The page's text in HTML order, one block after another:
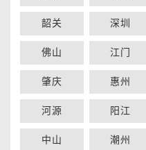
韶关 深圳
佛山 江门
肇庆 惠州
河源 阳江
中山 潮州